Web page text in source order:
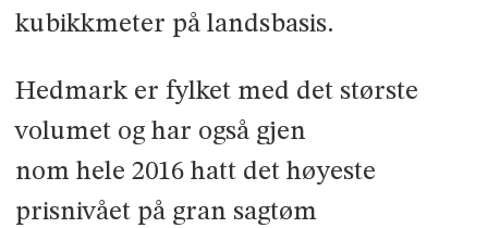
kubikkmeter på landsbasis.
Hedmark er fylket med det største
volumet og har også gjen­
nom hele 2016 hatt det høyeste
prisnivået på gran sagtøm­